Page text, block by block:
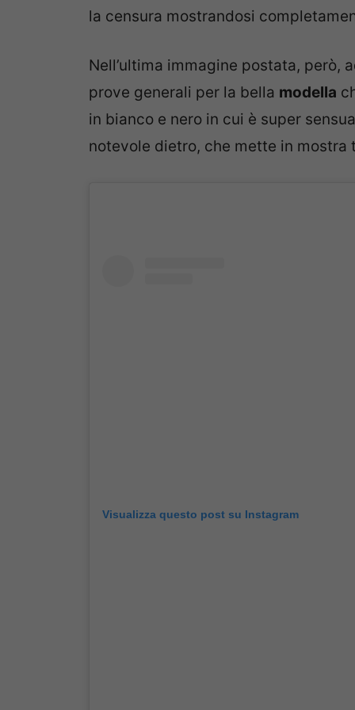
la censura mostrandosi
Nell’ultima immagine postata, però,
prove generali per la bella modella
in bianco e nero in cui è super
notevole dietro, che mette in
Visualizza questo post su Instagram